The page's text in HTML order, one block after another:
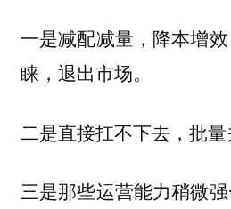
一是减配减量，降本增
睐，退出市场。
二是直接扛不下去，批量
三是那些运营能力稍微